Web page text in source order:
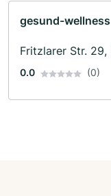
gesund-wellness
Fritzlarer Str.
0.0 (0)